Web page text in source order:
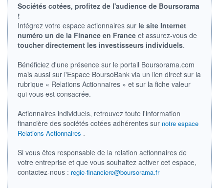
+ HAUT + BAS
VOLUME
20 908
CAPITAL ÉCHANGÉ
0,06%
877 MCAD
591 MUSD
DERNIER ÉCHANGE
07.08.26 / 21:54:31
0,000 0,000
RENDEMENT
ESTIMÉ 2026
DERNIER
DIVIDENDE
0,00 CAD
DATE
DERNIER
DIVIDENDE
Sociétés cotées, profitez de l'audience de Boursorama
!
Intégrez votre espace actionnaires sur le site Internet
numéro un de la Finance en France et assurez-vous de
toucher directement les investisseurs individuels.
Bénéficiez d'une présence sur le portail Boursorama.com
mais aussi sur l'Espace BoursoBank via un lien direct sur la
rubrique « Relations Actionnaires » et sur la fiche valeur
qui vous est consacrée.
Actionnaires individuels, retrouvez toute l'information
financière des sociétés cotées adhérentes sur notre espace
Relations Actionnaires .
Si vous êtes responsable de la relation actionnaires de
votre entreprise et que vous souhaitez activer cet espace,
contactez-nous : regie-financiere@boursorama.fr